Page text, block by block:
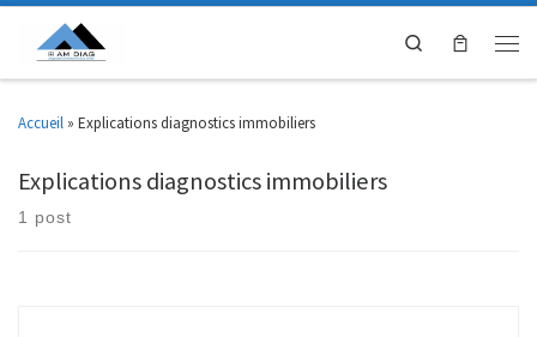
Search
Accueil » Explications diagnostics immobiliers
Explications diagnostics immobiliers
1 post